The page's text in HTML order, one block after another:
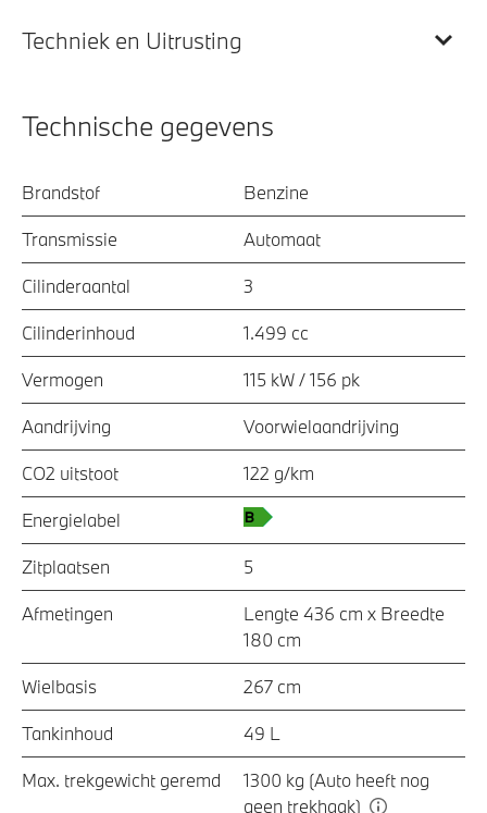
Techniek en Uitrusting
Technische gegevens
Brandstof Benzine
Transmissie Automaat
Cilinderaantal 3
Cilinderinhoud 1.499 cc
Vermogen 115 kW / 156 pk
Aandrijving Voorwielaandrijving
CO2 uitstoot 122 g/km
Energielabel
Zitplaatsen 5
Afmetingen
Lengte 436 cm x Breedte
180 cm
Wielbasis 267 cm
Tankinhoud 49 L
Max. trekgewicht geremd
1300 kg (Auto heeft nog
geen trekhaak)